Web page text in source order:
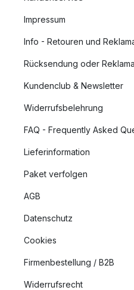
Impressum
Info - Retouren und
Rücksendung oder
Kundenclub & Newsletter
Widerrufsbelehrung
FAQ - Frequently Asked
Lieferinformation
Paket verfolgen
AGB
Datenschutz
Cookies
Firmenbestellung / B2B
Widerrufsrecht